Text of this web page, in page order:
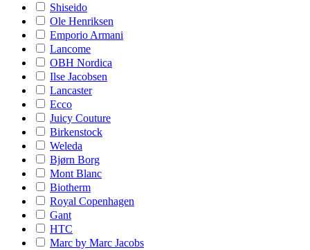
Shiseido
Ole Henriksen
Emporio Armani
Lancome
OBH Nordica
Ilse Jacobsen
Lancaster
Ecco
Juicy Couture
Birkenstock
Weleda
Bjørn Borg
Mont Blanc
Biotherm
Royal Copenhagen
Gant
HTC
Marc by Marc Jacobs